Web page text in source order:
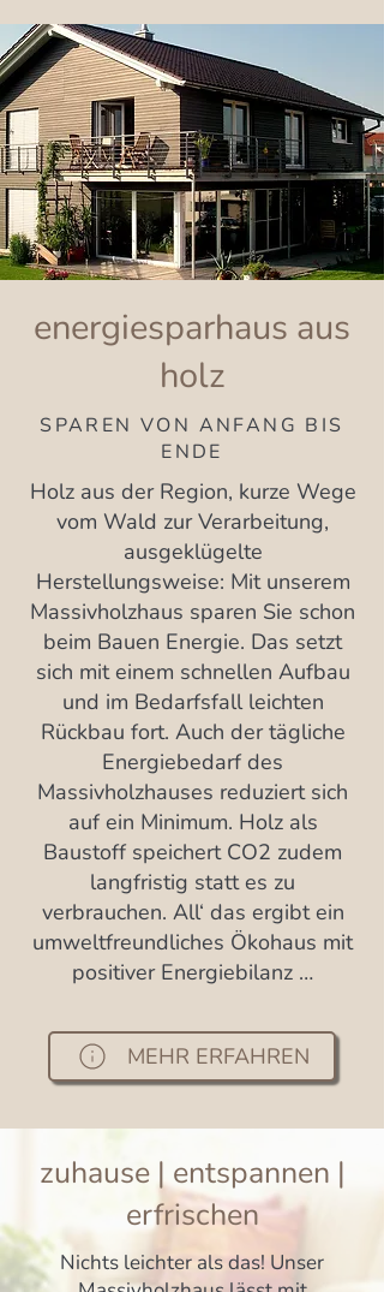
energiesparhaus aus
holz
SPAREN VON ANFANG BIS
ENDE
Holz aus der Region, kurze Wege
vom Wald zur Verarbeitung,
ausgeklügelte
Herstellungsweise: Mit unserem
Massivholzhaus sparen Sie schon
beim Bauen Energie. Das setzt
sich mit einem schnellen Aufbau
und im Bedarfsfall leichten
Rückbau fort. Auch der tägliche
Energiebedarf des
Massivholzhauses reduziert sich
auf ein Minimum. Holz als
Baustoff speichert CO2 zudem
langfristig statt es zu
verbrauchen. All‘ das ergibt ein
umweltfreundliches Ökohaus mit
positiver Energiebilanz …
MEHR ERFAHREN
zuhause | entspannen |
erfrischen
Nichts leichter als das! Unser